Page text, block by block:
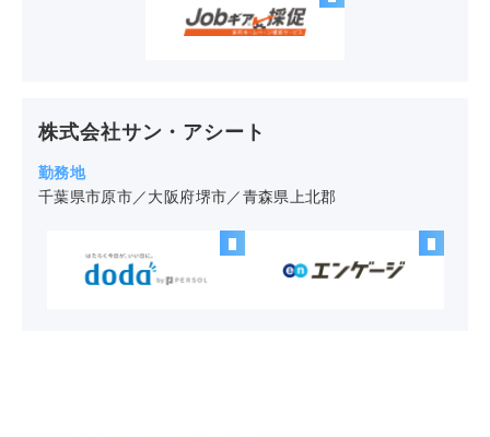
株式会社サン・アシート
千葉県市原市／大阪府堺市／青森県上北郡